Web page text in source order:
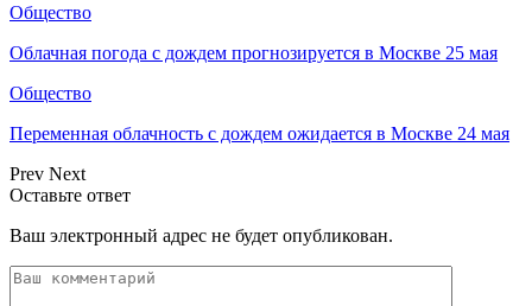
Общество
Облачная погода с дождем прогнозируется в Москве 25 мая
Общество
Переменная облачность с дождем ожидается в Москве 24 мая
Prev Next
Оставьте ответ
Ваш электронный адрес не будет опубликован.